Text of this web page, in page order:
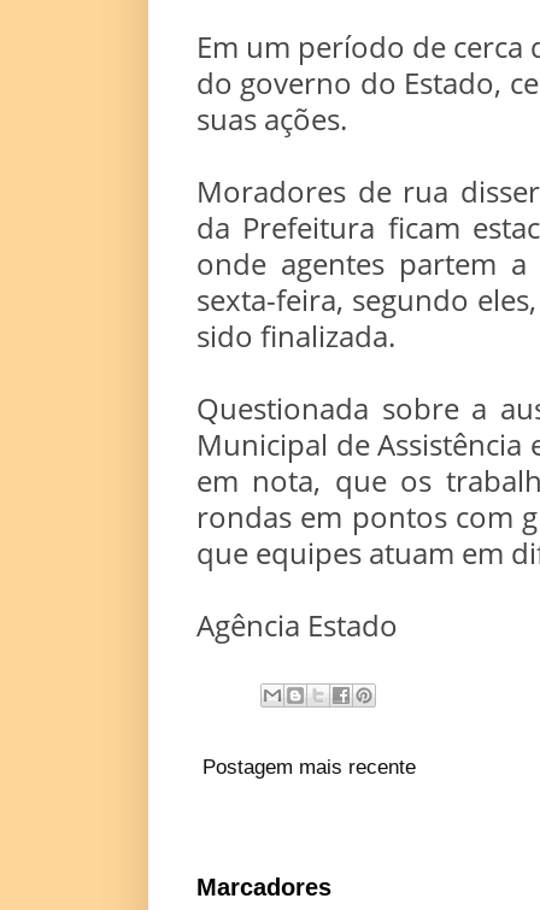
Em um período de
do governo do Estado,
suas ações.
Moradores de rua
da Prefeitura ficam
onde agentes partem
sexta-feira, segundo
sido finalizada.
Questionada sobre a
Municipal de Assistência
em nota, que os
rondas em pontos com
que equipes atuam em
Agência Estado
Postagem mais recente
Marcadores